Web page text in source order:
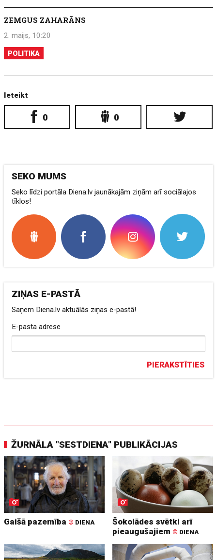
ZEMGUS ZAHARĀNS
2. maijs, 10:20
POLITIKA
Ieteikt
0 0
SEKO MUMS
Seko līdzi portāla Diena.lv jaunākajām ziņām arī sociālajos
tīklos!
ZIŅAS E-PASTĀ
Saņem Diena.lv aktuālās ziņas e-pastā!
E-pasta adrese
PIERAKSTĪTIES
ŽURNĀLA "SESTDIENA" PUBLIKĀCIJAS
Gaišā pazemība © DIENA
Šokolādes svētki arī
pieaugušajiem © DIENA